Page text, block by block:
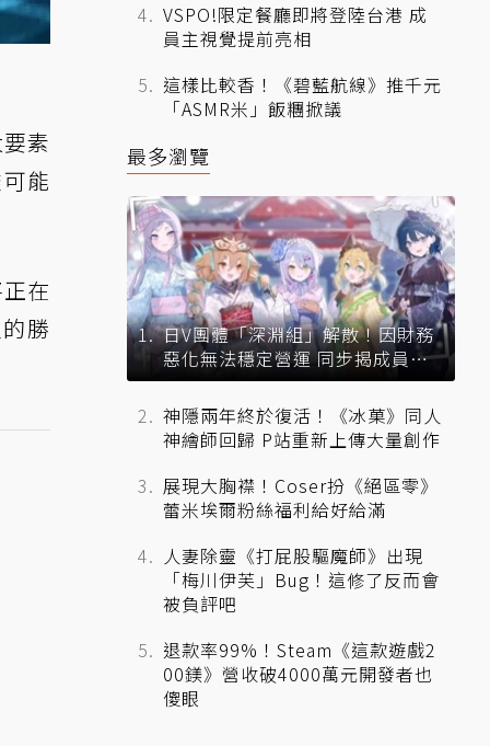
素
能
在
勝
VSPO!限定餐廳即將登陸台港 成
員主視覺提前亮相
這樣比較香！《碧藍航線》推千元
「ASMR米」飯糰掀議
最多瀏覽
日V團體「深淵組」解散！因財務
惡化無法穩定營運 同步揭成員未
來去向
神隱兩年終於復活！《冰菓》同人
神繪師回歸 P站重新上傳大量創作
展現大胸襟！Coser扮《絕區零》
蕾米埃爾粉絲福利給好給滿
人妻除靈《打屁股驅魔師》出現
「梅川伊芙」Bug！這修了反而會
被負評吧
退款率99%！Steam《這款遊戲2
00鎂》營收破4000萬元開發者也
傻眼